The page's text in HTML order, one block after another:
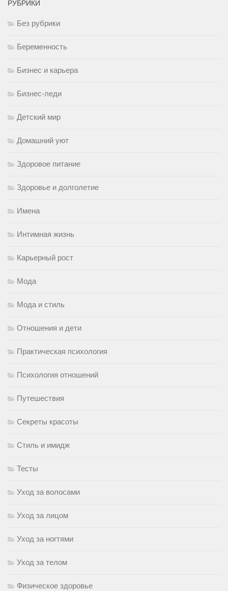
РУБРИКИ
Без рубрики
Беременность
Бизнес и карьера
Бизнес-леди
Детский мир
Домашний уют
Здоровое питание
Здоровье и долголетие
Имена
Интимная жизнь
Карьерный рост
Мода
Мода и стиль
Отношения и дети
Практическая психология
Психология отношений
Путешествия
Секреты красоты
Стиль и имидж
Тесты
Уход за волосами
Уход за лицом
Уход за ногтями
Уход за телом
Физическое здоровье